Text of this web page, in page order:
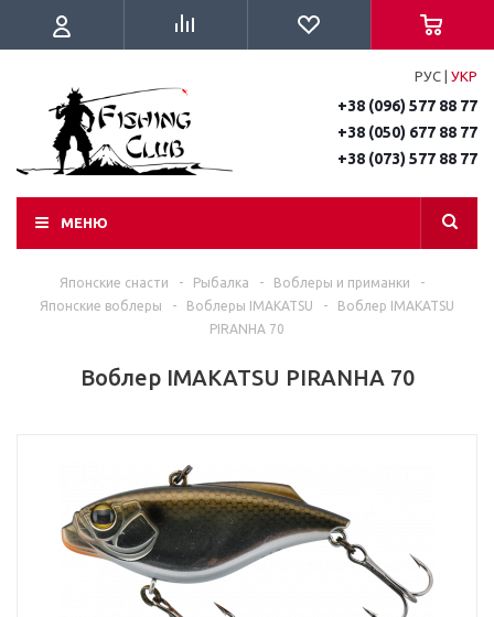
РУС УКР
+38 (096) 577 88 77
+38 (050) 677 88 77
+38 (073) 577 88 77
МЕНЮ
Японские снасти - Рыбалка - Воблеры и приманки
-
Японские воблеры
- Воблеры IMAKATSU -
Воблер IMAKATSU
PIRANHA 70
Воблер IMAKATSU PIRANHA 70